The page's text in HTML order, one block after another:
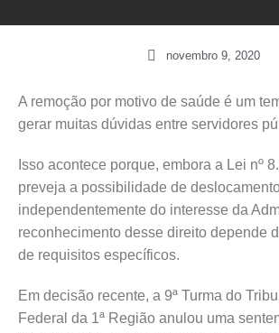
novembro 9, 2020
A remoção por motivo de saúde é um
gerar muitas dúvidas entre servidores
Isso acontece porque, embora a Lei nº
preveja a possibilidade de
independentemente do interesse da
reconhecimento desse direito depende
de requisitos específicos.
Em decisão recente, a 9ª Turma do
Federal da 1ª Região anulou uma